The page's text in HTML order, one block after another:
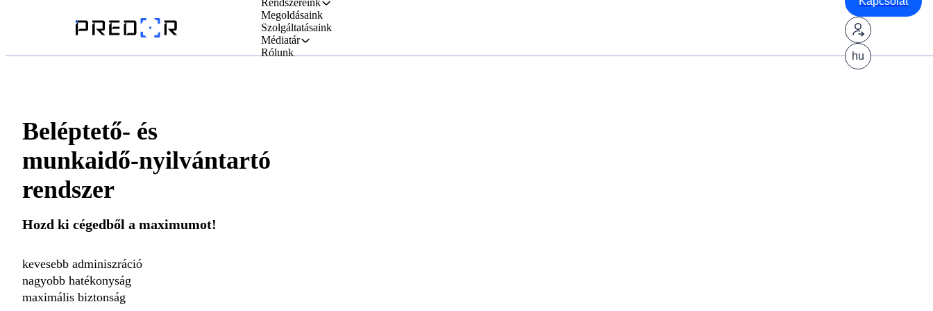
Rendszereink
Megoldásaink
Szolgáltatásaink
Médiatár
Rólunk
hu
Beléptető- és
munkaidő-nyilvántartó
rendszer
Hozd ki cégedből a maximumot!
kevesebb adminiszráció
nagyobb hatékonyság
maximális biztonság